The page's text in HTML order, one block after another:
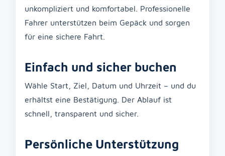
unkompliziert und komfortabel. Professionelle
Fahrer unterstützen beim Gepäck und sorgen
für eine sichere Fahrt.
Einfach und sicher buchen
Wähle Start, Ziel, Datum und Uhrzeit – und du
erhältst eine Bestätigung. Der Ablauf ist
schnell, transparent und sicher.
Persönliche Unterstützung